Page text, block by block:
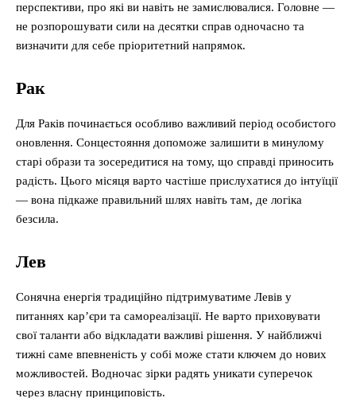
перспективи, про які ви навіть не замислювалися. Головне —
не розпорошувати сили на десятки справ одночасно та
визначити для себе пріоритетний напрямок.
Рак
Для Раків починається особливо важливий період особистого
оновлення. Сонцестояння допоможе залишити в минулому
старі образи та зосередитися на тому, що справді приносить
радість. Цього місяця варто частіше прислухатися до інтуїції
— вона підкаже правильний шлях навіть там, де логіка
безсила.
Лев
Сонячна енергія традиційно підтримуватиме Левів у
питаннях кар’єри та самореалізації. Не варто приховувати
свої таланти або відкладати важливі рішення. У найближчі
тижні саме впевненість у собі може стати ключем до нових
можливостей. Водночас зірки радять уникати суперечок
через власну принциповість.